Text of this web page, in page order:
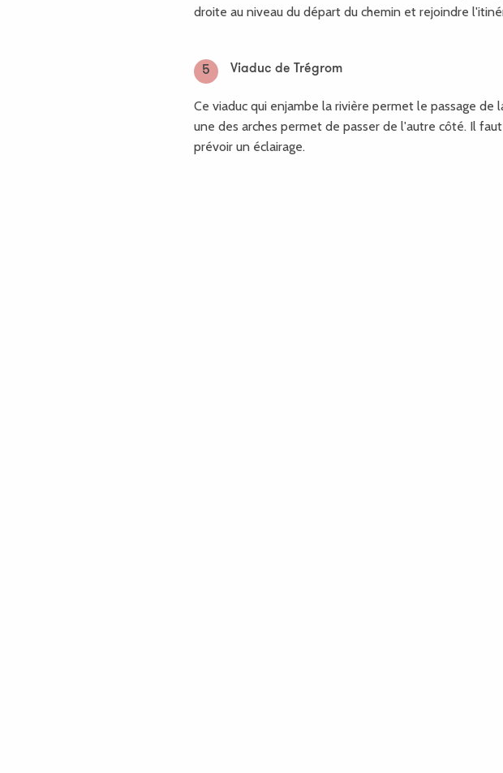
droite au niveau du départ du chemin et rejoindre
5 Viaduc de Trégrom
Ce viaduc qui enjambe la rivière permet le passage de
une des arches permet de passer de l'autre côté. Il
prévoir un éclairage.